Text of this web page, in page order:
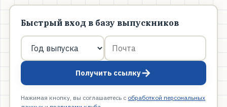
Быстрый вход в базу выпускников
Получить ссылку→
Нажимая кнопку, вы соглашаетесь с обработкой персональных